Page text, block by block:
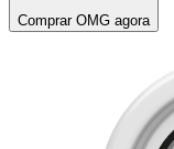
Comprar OMG agora